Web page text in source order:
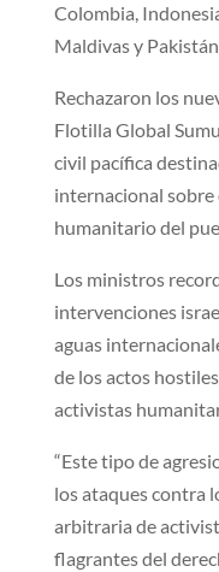
Colombia,
Maldivas y
Rechazaron los
Flotilla Global
civil pacífica
internacional
humanitario del
Los ministros
intervenciones
aguas
de los actos
activistas
“Este tipo de
los ataques contra
arbitraria de
flagrantes del